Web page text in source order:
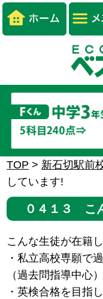
TOP > 新石切駅前
しています!
０４１３ こ
こんな生徒が在籍
・私立高校専願で
（過去問指導中心）
・英検合格を目指